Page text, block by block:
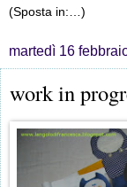
martedì 16
work in